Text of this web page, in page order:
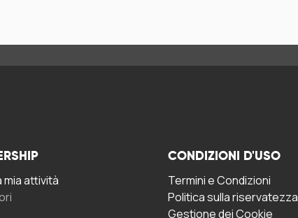
mia attività
CONDIZIONI D'USO
Termini e Condizioni
Politica sulla riservatezza
Gestione dei Cookie